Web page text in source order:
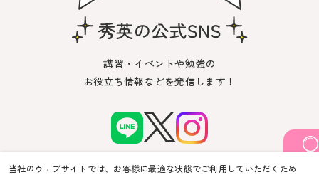
講習・イベントや勉強の
お役立ち情報などを発信します！
当社のウェブサイトでは、お客様に最適な状態でご利用していただくため